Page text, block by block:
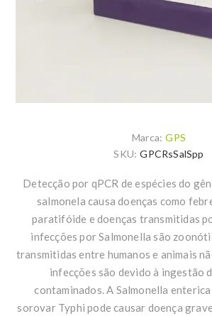
Marca: GPS
SKU: GPCRsSalSpp
Detecção por qPCR de espécies do
salmonela causa doenças como
paratifóide e doenças transmitidas
infecções por Salmonella são
transmitidas entre humanos e animais
infecções são devido à ingestão
contaminados. A Salmonella
sorovar Typhi pode causar doença